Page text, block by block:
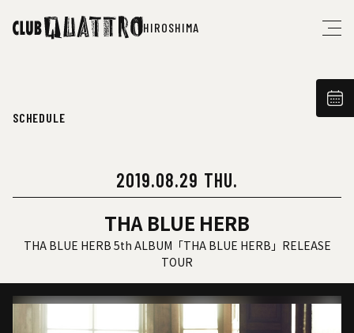
HIROSHIMA
SCHEDULE
2019.08.29 THU.
THA BLUE HERB
THA BLUE HERB 5th ALBUM「THA BLUE HERB」RELEASE
TOUR